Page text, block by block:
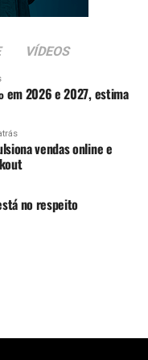
VÍDEOS
em 2026 e 2027, estima
vendas online e
no respeito